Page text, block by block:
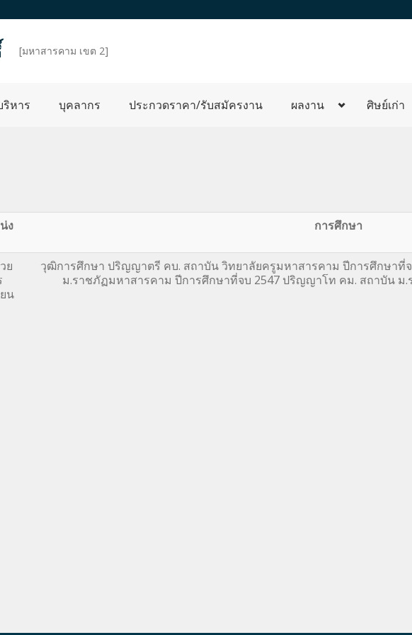
[มหาสารคาม เขต 2]
ริหาร บุคลากร ประกวดราคา/รับสมัครงาน ผลงาน ศิษย์เก่า
ง การศึกษา
ย
น
วุฒิการศึกษา ปริญญาตรี คบ. สถาบัน วิทยาลัยครูมหาสารคาม ปีการศึกษาที่
ม.ราชภัฏมหาสารคาม ปีการศึกษาที่จบ 2547 ปริญญาโท คม. สถาบัน ม